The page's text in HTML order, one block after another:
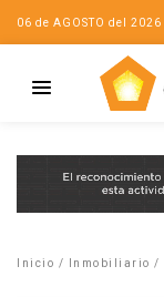
06 de AGOSTO del 2026
Inicio / Inmobiliario /